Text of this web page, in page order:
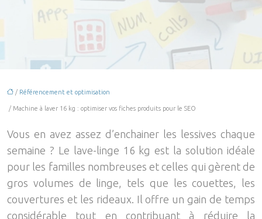
/ Référencement et optimisation
/ Machine à laver 16 kg : optimiser vos fiches produits pour le SEO
Vous en avez assez d’enchainer les lessives chaque
semaine ? Le lave-linge 16 kg est la solution idéale
pour les familles nombreuses et celles qui gèrent de
gros volumes de linge, tels que les couettes, les
couvertures et les rideaux. Il offre un gain de temps
considérable tout en contribuant à réduire la